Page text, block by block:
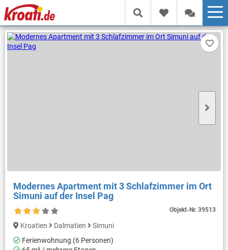
Modernes Apartment mit 3 Schlafzimmer im Ort
Simuni auf der Insel Pag
Objekt-Nr.39513
Kroatien Dalmatien
Simuni
Ferienwohnung (6 Personen)